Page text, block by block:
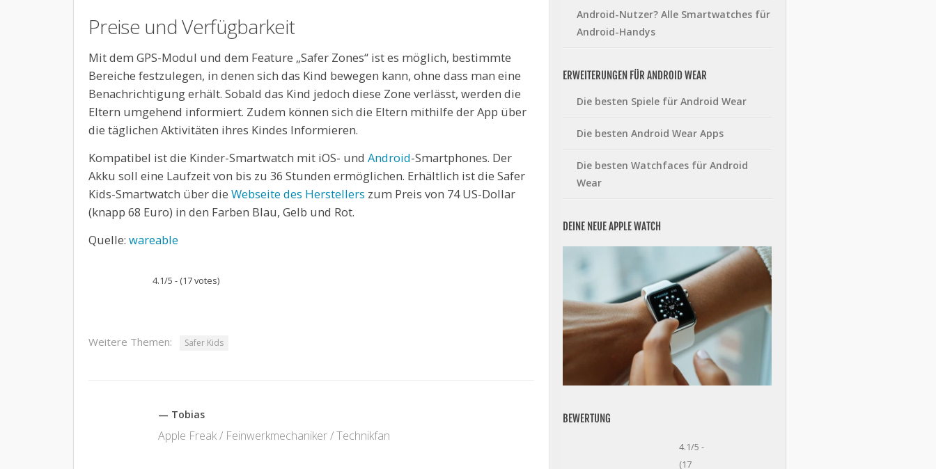
Preise und Verfügbarkeit
Mit dem GPS-Modul und dem Feature „Safer Zones“ ist es möglich, bestimmte
Bereiche festzulegen, in denen sich das Kind bewegen kann, ohne dass man eine
Benachrichtigung erhält. Sobald das Kind jedoch diese Zone verlässt, werden die
Eltern umgehend informiert. Zudem können sich die Eltern mithilfe der App über
die täglichen Aktivitäten ihres Kindes Informieren.
Kompatibel ist die Kinder-Smartwatch mit iOS- und Android-Smartphones. Der
Akku soll eine Laufzeit von bis zu 36 Stunden ermöglichen. Erhältlich ist die Safer
Kids-Smartwatch über die Webseite des Herstellers zum Preis von 74 US-Dollar
(knapp 68 Euro) in den Farben Blau, Gelb und Rot.
Quelle: wareable
4.1/5 - (17 votes)
Weitere Themen: Safer Kids
— Tobias
Apple Freak / Feinwerkmechaniker / Technikfan
Android-Nutzer? Alle Smartwatches für
Android-Handys
ERWEITERUNGEN FÜR ANDROID WEAR
Die besten Spiele für Android Wear
Die besten Android Wear Apps
Die besten Watchfaces für Android
Wear
DEINE NEUE APPLE WATCH
BEWERTUNG
4.1/5 -
(17